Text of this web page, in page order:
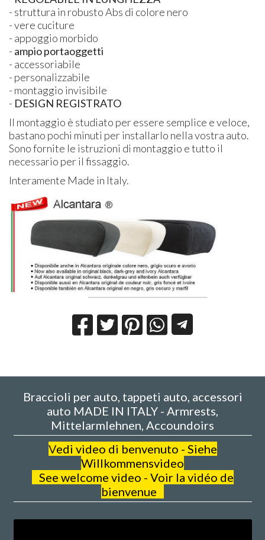
- struttura in robusto Abs di colore nero
- vere cuciture
- appoggio morbido
- ampio portaoggetti
- accessoriabile
- personalizzabile
- montaggio invisibile
- DESIGN REGISTRATO
Il montaggio è studiato per essere semplice e veloce,
bastano pochi minuti per installarlo nella vostra auto.
Sono fornite le istruzioni di montaggio e tutto il
necessario per il fissaggio.
Interamente Made in Italy.
Braccioli per auto, tappeti auto, accessori
auto MADE IN ITALY - Armrests,
Mittelarmlehnen, Accoundoirs
Vedi video di benvenuto - Siehe
Willkommensvideo
See welcome video - Voir la vidéo de
bienvenue